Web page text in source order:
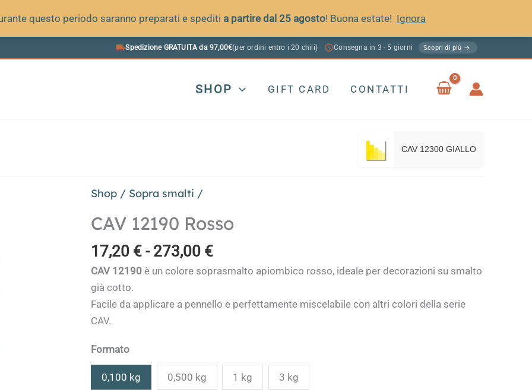
questo periodo saranno preparati e spediti a partire dal 25 agosto! Buona estate! Ignora
Spedizione GRATUITA da 97,00€(per ordini entro i 20 chili) · Consegna in 3 - 5 giorni Scopri di più →
SHOP GIFT CARD CONTATTI
CAV 12300 GIALLO
Shop / Sopra smalti /
CAV 12190 Rosso
17,20 € - 273,00 €Fascia
di
da
CAV 12190 è un colore soprasmalto apiombico rosso, ideale per decorazioni su smalto
già cotto.
Facile da applicare a pennello e perfettamente miscelabile con altri colori della serie
CAV.
Formato
0,100 kg 0,500 kg 1 kg 3 kg